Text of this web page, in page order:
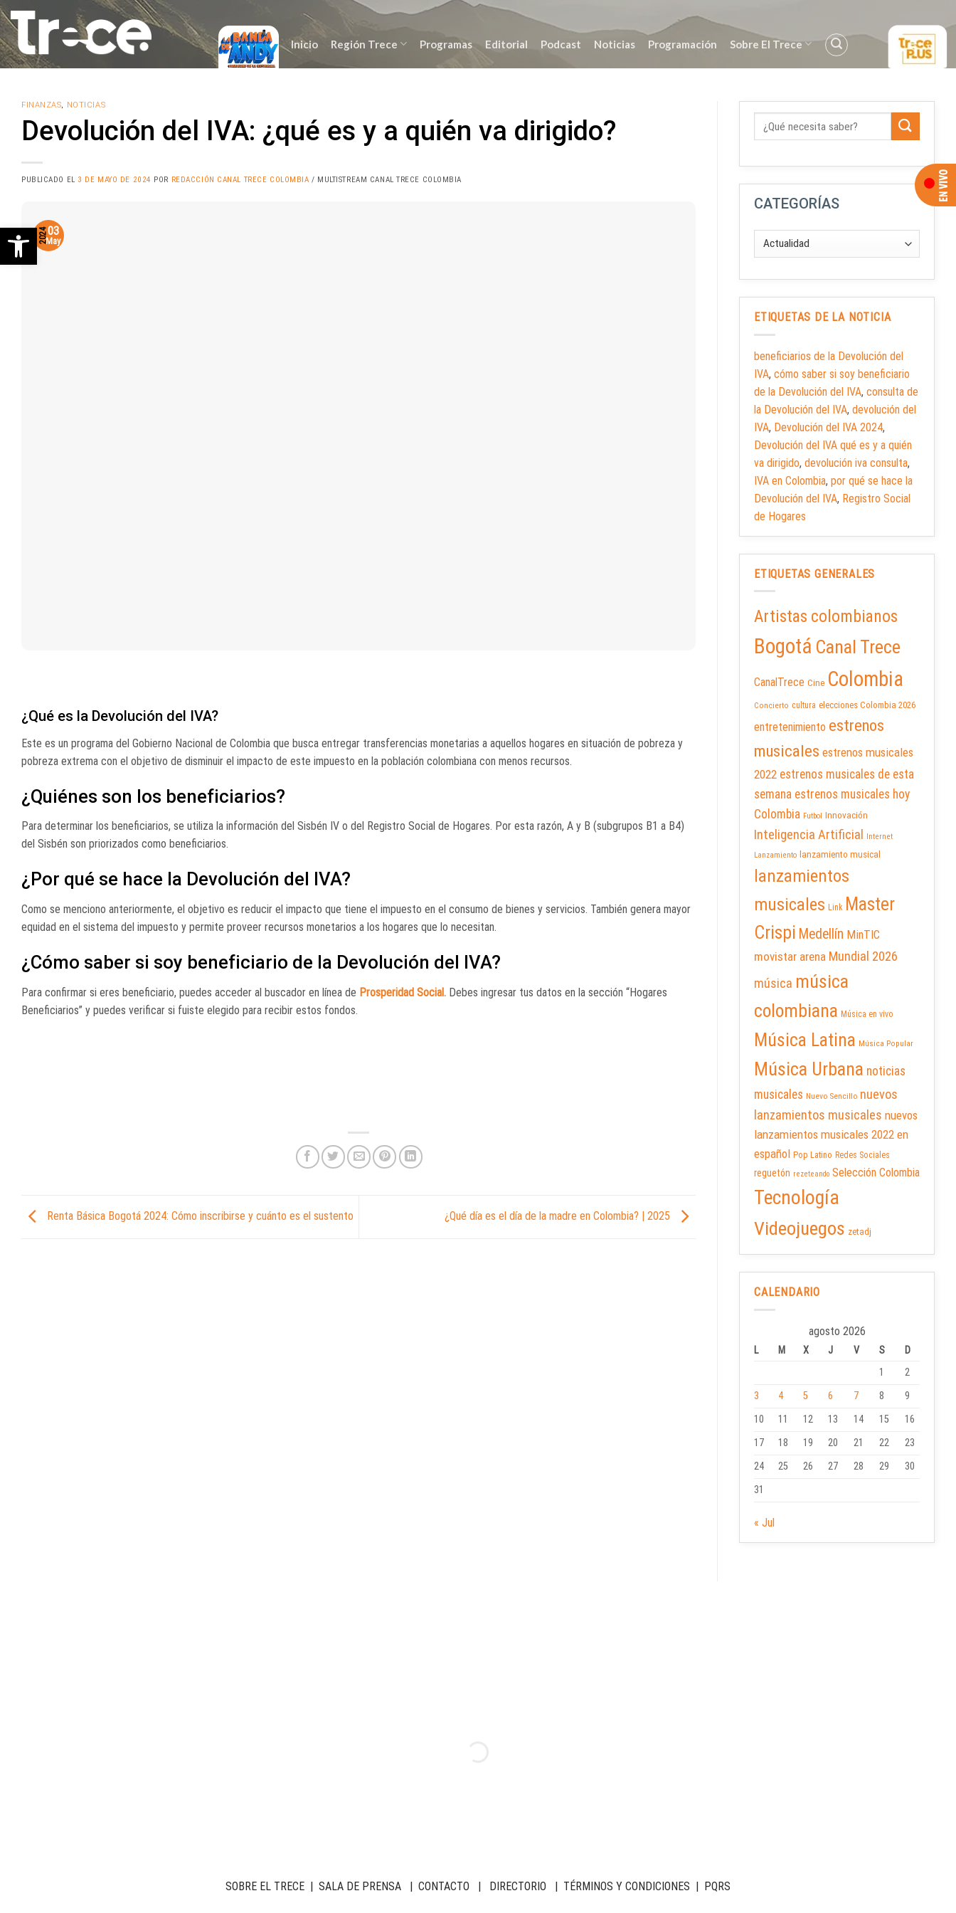
Saltar
al
contenido
Inicio Región Trece Programas Editorial Podcast Noticias Programación Sobre El Trece
FINANZAS, NOTICIAS
Devolución del IVA: ¿qué es y a quién va dirigido?
PUBLICADO EL 3 DE MAYO DE 2024 POR REDACCIÓN CANAL TRECE COLOMBIA / MULTISTREAM CANAL TRECE COLOMBIA
03
May
2024
¿Qué es la Devolución del IVA?
Este es un programa del Gobierno Nacional de Colombia que busca entregar transferencias monetarias a aquellos hogares en situación de pobreza y
pobreza extrema con el objetivo de disminuir el impacto de este impuesto en la población colombiana con menos recursos.
¿Quiénes son los beneficiarios?
Para determinar los beneficiarios, se utiliza la información del Sisbén IV o del Registro Social de Hogares. Por esta razón, A y B (subgrupos B1 a B4)
del Sisbén son priorizados como beneficiarios.
¿Por qué se hace la Devolución del IVA?
Como se menciono anteriormente, el objetivo es reducir el impacto que tiene el impuesto en el consumo de bienes y servicios. También genera mayor
equidad en el sistema del impuesto y permite proveer recursos monetarios a los hogares que lo necesitan.
¿Cómo saber si soy beneficiario de la Devolución del IVA?
Para confirmar si eres beneficiario, puedes acceder al buscador en línea de Prosperidad Social. Debes ingresar tus datos en la sección “Hogares
Beneficiarios” y puedes verificar si fuiste elegido para recibir estos fondos.
Renta Básica Bogotá 2024: Cómo inscribirse y cuánto es el sustento ¿Qué día es el día de la madre en Colombia? | 2025
CATEGORÍAS
ETIQUETAS DE LA NOTICIA
beneficiarios de la Devolución del
IVA, cómo saber si soy beneficiario
de la Devolución del IVA, consulta de
la Devolución del IVA, devolución del
IVA, Devolución del IVA 2024,
Devolución del IVA qué es y a quién
va dirigido, devolución iva consulta,
IVA en Colombia, por qué se hace la
Devolución del IVA, Registro Social
de Hogares
ETIQUETAS GENERALES
Artistas colombianos
Bogotá Canal Trece
CanalTrece Cine Colombia
Concierto cultura elecciones Colombia 2026
entretenimiento estrenos
musicales estrenos musicales
2022 estrenos musicales de esta
semana estrenos musicales hoy
Colombia Futbol Innovación
Inteligencia Artificial
Internet
Lanzamiento
lanzamiento musical
lanzamientos
musicales Link Master
Crispi Medellín MinTIC
movistar arena Mundial 2026
música música
colombiana Música en vivo
Música Latina Música Popular
Música Urbana noticias
musicales Nuevo Sencillo nuevos
lanzamientos musicales nuevos
lanzamientos musicales 2022 en
español Pop Latino Redes Sociales
reguetón rezeteando Selección Colombia
Tecnología
Videojuegos zetadj
CALENDARIO
agosto 2026
L M X J V S
D
1
2
3
4 5 6 7 8
9
10
11 12 13 14 15
16
17
18 19 20 21 22
23
24
25 26 27 28 29
30
31
« Jul
SOBRE EL TRECE | SALA DE PRENSA | CONTACTO | DIRECTORIO | TÉRMINOS Y CONDICIONES | PQRS
Abrir barra de herramientas